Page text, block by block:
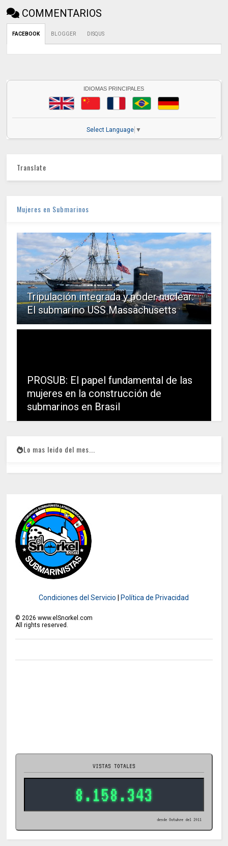
COMMENTARIOS
FACEBOOK BLOGGER DISQUS
IDIOMAS PRINCIPALES
Select Language ▼
Translate
Mujeres en Submarinos
Tripulación integrada y poder nuclear:
El submarino USS Massachusetts
PROSUB: El papel fundamental de las
mujeres en la construcción de
submarinos en Brasil
Lo mas leido del mes...
Condiciones del Servicio Política de Privacidad
© 2026 www.elSnorkel.com
All rights reserved.
VISTAS TOTALES
8.158.343
desde Octubre del 2011